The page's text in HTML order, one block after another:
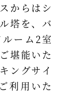
からはシ
塔を、バ
ーム2室
堪能いた
ングサイ
利用いた